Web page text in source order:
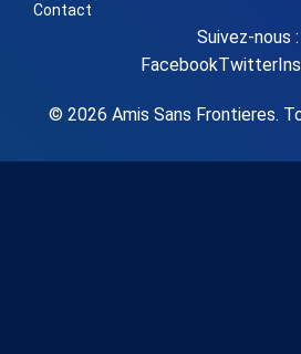
Contact
Suivez-nous :
FacebookTwitter
© 2026 Amis Sans Frontieres.